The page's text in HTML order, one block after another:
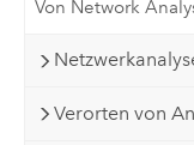
Von Network
Verorten von